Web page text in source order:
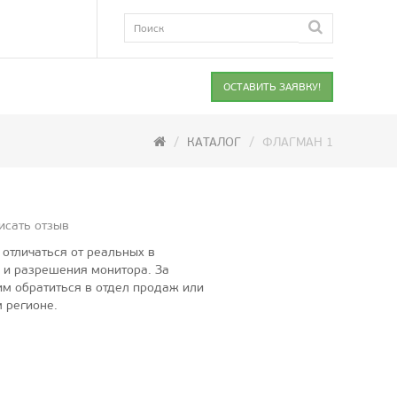
ОСТАВИТЬ ЗАЯВКУ!
КАТАЛОГ ФЛАГМАН 1
отзыв
от реальных в
и разрешения монитора. За
обратиться в отдел продаж или